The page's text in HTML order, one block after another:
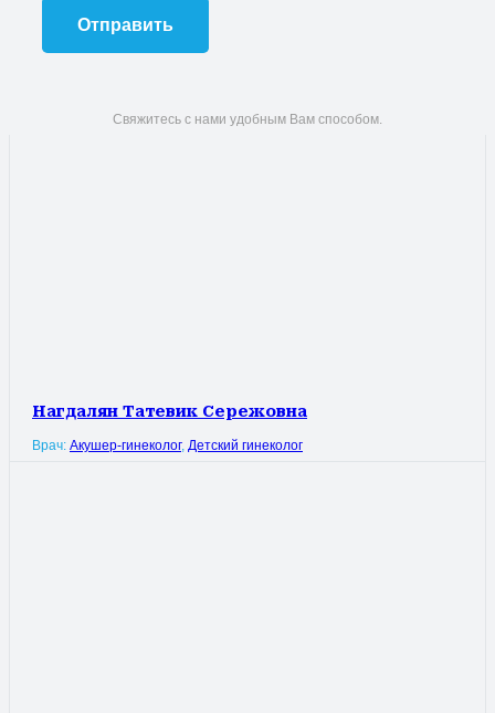
Свяжитесь с нами удобным Вам способом.
Нагдалян Татевик Сережовна
Врач: Акушер-гинеколог, Детский гинеколог